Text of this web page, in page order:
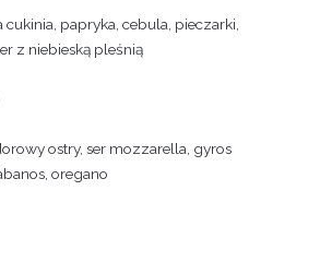
papryka, cebula, pieczarki,
z niebieską pleśnią
ostry, ser mozzarella, gyros
oregano